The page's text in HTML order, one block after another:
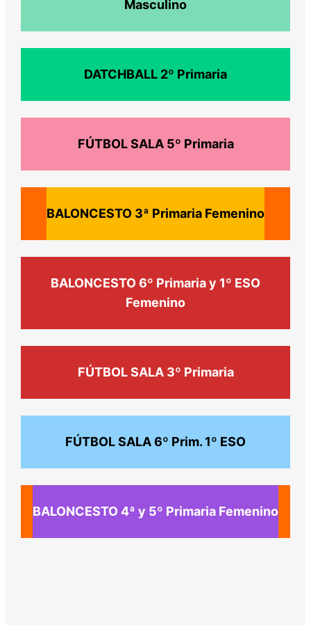
Masculino
DATCHBALL 2º Primaria
FÚTBOL SALA5º Primaria
BALONCESTO 3ª Primaria Femenino
BALONCESTO 6º Primaria y 1º ESO
Femenino
FÚTBOL SALA3º Primaria
FÚTBOL SALA6º Prim. 1º ESO
BALONCESTO 4ª y 5º Primaria Femenino